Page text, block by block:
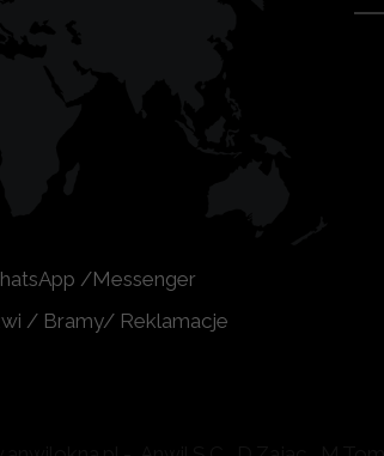
/Messenger
/ Bramy/ Reklamacje